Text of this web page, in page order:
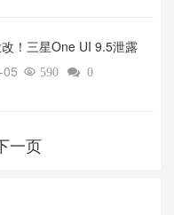
！三星One UI 9.5泄露
 590  0
一页